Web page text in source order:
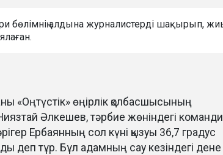
бөлімнің алдына журналистерді шақырып,
«Оңтүстік» өңірлік қолбасшысының
Әлкешев, тәрбие жөніндегі
Ербаянның сол күні қызуы 36,7 градус
деп тұр. Бұл адамның сау кезіндегі дене